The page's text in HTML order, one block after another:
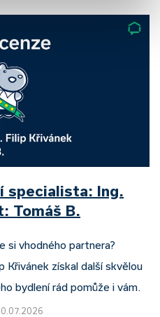
specialista: Ing.
Tomáš B.
si vhodného partnera?
Křivánek získal další skvělou
bydlení rád pomůže i vám.